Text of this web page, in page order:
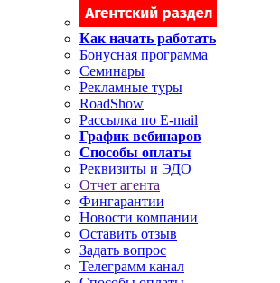
Как начать работать
Бонусная программа
Семинары
Рекламные туры
RoadShow
Рассылка по E-mail
График вебинаров
Способы оплаты
Реквизиты и ЭДО
Отчет агента
Фингарантии
Новости компании
Оставить отзыв
Задать вопрос
Телеграмм канал